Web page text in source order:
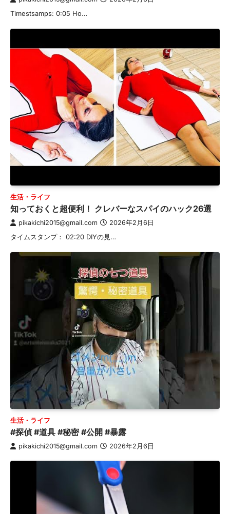
Timestsamps: 0:05 Ho…
生活・ライフ
知っておくと超便利！ クレバーなスパイのハック26選
pikakichi2015@gmail.com 2026年2月6日
タイムスタンプ： 02:20 DIYの見…
生活・ライフ
#探偵 #道具 #秘密 #公開 #暴露
pikakichi2015@gmail.com 2026年2月6日